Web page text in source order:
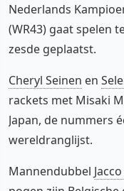
Nederlands
(WR43) gaat spelen
zesde geplaatst.
Cheryl Seinen en
rackets met Misaki
Japan, de nummers
wereldranglijst.
Mannendubbel